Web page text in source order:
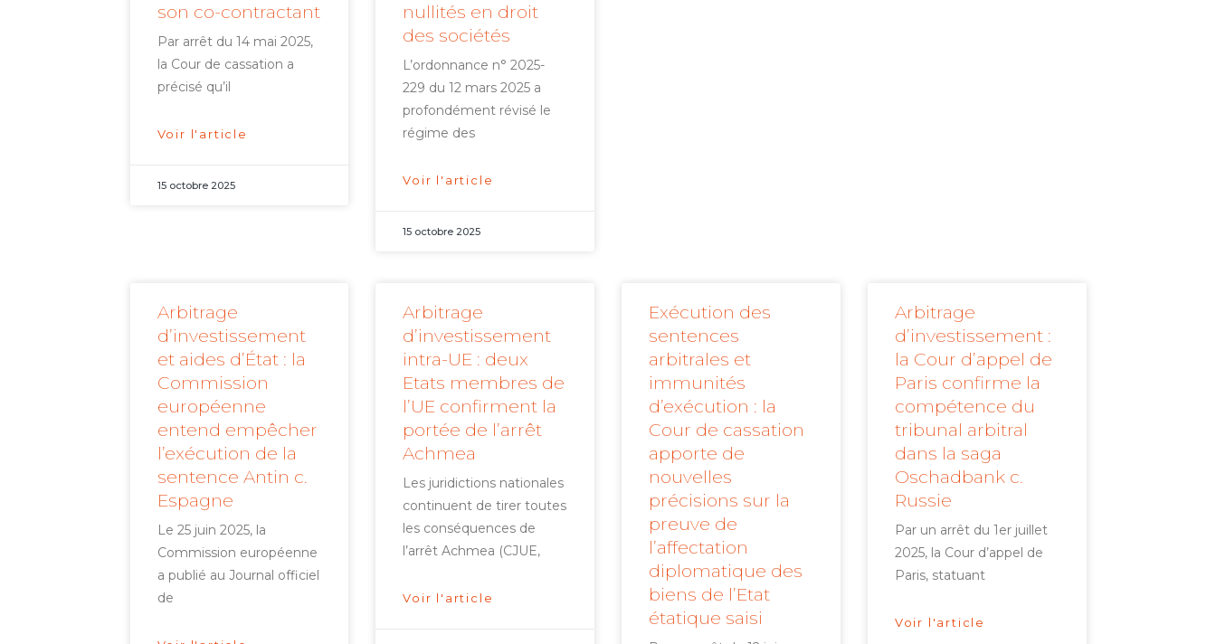
son co-contractant
Par arrêt du 14 mai 2025,
la Cour de cassation a
précisé qu’il
Voir l'article
15 octobre 2025
nullités en droit
des sociétés
L’ordonnance n° 2025-
229 du 12 mars 2025 a
profondément révisé le
régime des
Voir l'article
15 octobre 2025
Arbitrage
d’investissement
et aides d’État : la
Commission
européenne
entend empêcher
l’exécution de la
sentence Antin c.
Espagne
Le 25 juin 2025, la
Commission européenne
a publié au Journal officiel
de
Arbitrage
d’investissement
intra-UE : deux
Etats membres de
l’UE confirment la
portée de l’arrêt
Achmea
Les juridictions nationales
continuent de tirer toutes
les conséquences de
l’arrêt Achmea (CJUE,
Voir l'article
Exécution des
sentences
arbitrales et
immunités
d’exécution : la
Cour de cassation
apporte de
nouvelles
précisions sur la
preuve de
l’affectation
diplomatique des
biens de l’Etat
étatique saisi
Arbitrage
d’investissement :
la Cour d’appel de
Paris confirme la
compétence du
tribunal arbitral
dans la saga
Oschadbank c.
Russie
Par un arrêt du 1er juillet
2025, la Cour d’appel de
Paris, statuant
Voir l'article